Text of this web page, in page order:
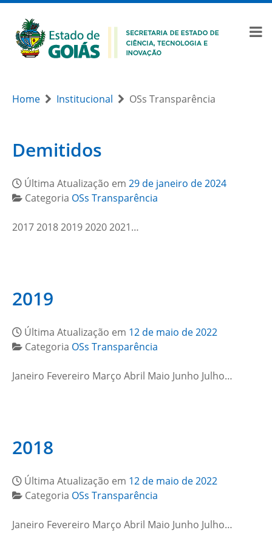
Home Institucional OSs Transparência
Demitidos
Última Atualização em 29 de janeiro de 2024
Categoria OSs Transparência
2017 2018 2019 2020 2021…
2019
Última Atualização em 12 de maio de 2022
Categoria OSs Transparência
Janeiro Fevereiro Março Abril Maio Junho Julho…
2018
Última Atualização em 12 de maio de 2022
Categoria OSs Transparência
Janeiro Fevereiro Março Abril Maio Junho Julho…